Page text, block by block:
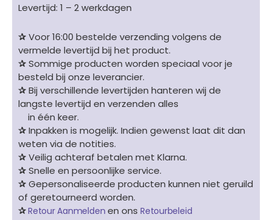
Levertijd: 1 – 2 werkdagen
✰Voor 16:00 bestelde verzending volgens de
vermelde levertijd bij het product.
✰Sommige producten worden speciaal voor je
besteld bij onze leverancier.
✰Bij verschillende levertijden hanteren wij de
langste levertijd en verzenden alles
in één keer.
✰Inpakken is mogelijk. Indien gewenst laat dit dan
weten via de notities.
✰Veilig achteraf betalen met Klarna.
✰Snelle en persoonlijke service.
✰Gepersonaliseerde producten kunnen niet geruild
of geretourneerd worden.
✰Retour Aanmelden en ons Retourbeleid